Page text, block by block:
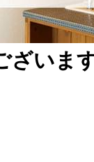
ざいま